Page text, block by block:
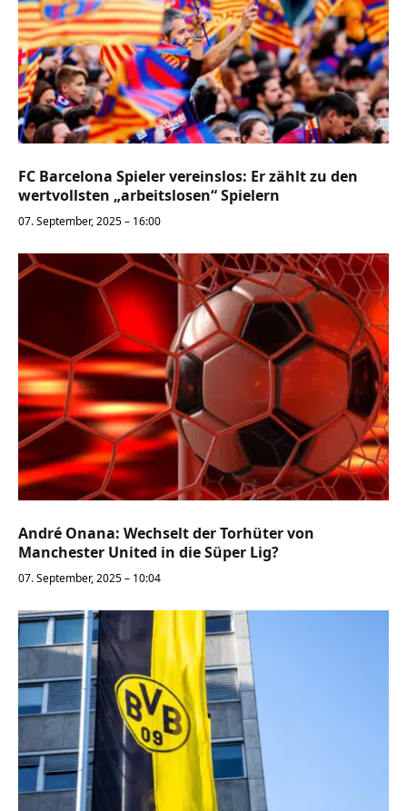
FC Barcelona Spieler vereinslos: Er zählt zu den
wertvollsten „arbeitslosen“ Spielern
07. September, 2025 – 16:00
André Onana: Wechselt der Torhüter von
Manchester United in die Süper Lig?
07. September, 2025 – 10:04